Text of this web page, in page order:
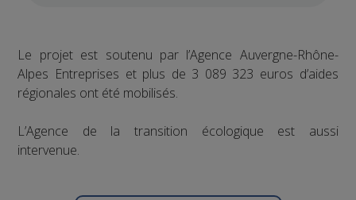
Le projet est soutenu par l’Agence Auvergne-Rhône-
Alpes Entreprises et plus de 3 089 323 euros d’aides
régionales ont été mobilisés.
L’Agence de la transition écologique est aussi
intervenue.